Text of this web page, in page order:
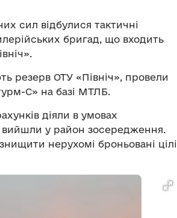
сил відбулися тактичні
бригад, що входить
резерв ОТУ «Північ», провели
С» на базі МТЛБ.
діяли в умовах
вийшли у район зосередження.
нерухомі броньовані цілі